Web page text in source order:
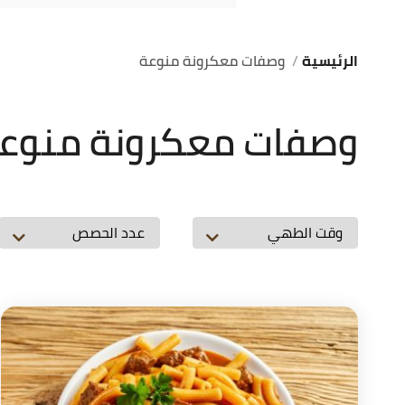
الرئيسية وصفات معكرونة منوعة
وصفات معكرونة